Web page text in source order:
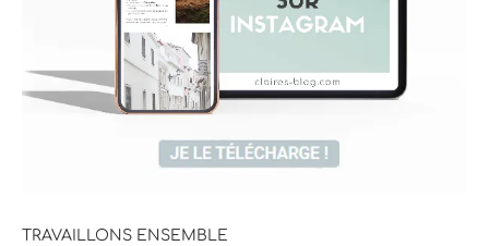
TRAVAILLONS ENSEMBLE